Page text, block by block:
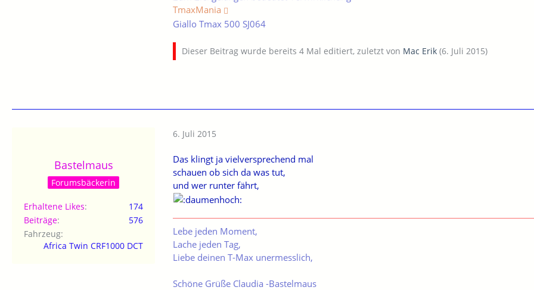
TmaxMania
Giallo Tmax 500 SJ064
Dieser Beitrag wurde bereits 4 Mal editiert, zuletzt von Mac Erik (6. Juli 2015)
Bastelmaus
Forumsbäckerin
Erhaltene Likes
174
Beiträge
576
Fahrzeug
Africa Twin CRF1000 DCT
6. Juli 2015
Das klingt ja vielversprechend mal
schauen ob sich da was tut,
und wer runter fährt,
Lebe jeden Moment,
Lache jeden Tag,
Liebe deinen T-Max unermesslich,
Schöne Grüße Claudia -Bastelmaus